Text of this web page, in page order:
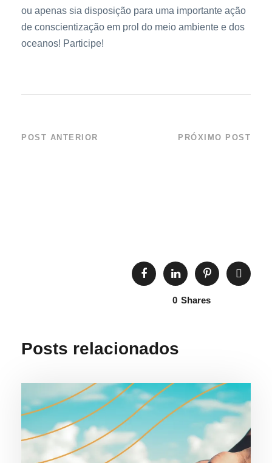
ou apenas sia disposição para uma importante ação
de conscientização em prol do meio ambiente e dos
oceanos! Participe!
POST ANTERIOR PRÓXIMO POST
0 Shares
Posts relacionados